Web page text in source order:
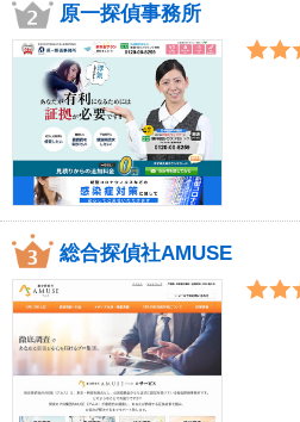
原一探偵事務所
総合探偵社AMUSE